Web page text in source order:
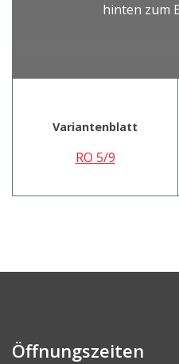
hinten zum
Variantenblatt
RO 5/9
Öffnungszeiten